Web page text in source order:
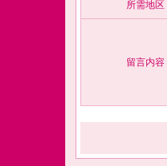
所需地区
留言内容